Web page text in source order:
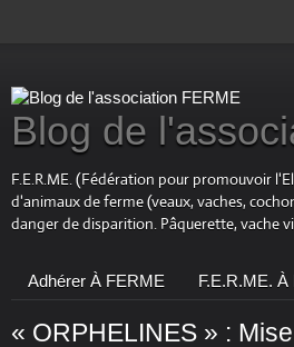
Blog de
F.E.R.ME. (Fédération pour promouvoir
d'animaux de ferme (veaux, vaches,
danger de disparition. Pâquerette, vache
Adhérer À FERME F.E.R.ME. À
« ORPHELINES » :